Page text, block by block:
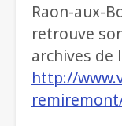
Raon-aux-
retrouve
archives de
http://